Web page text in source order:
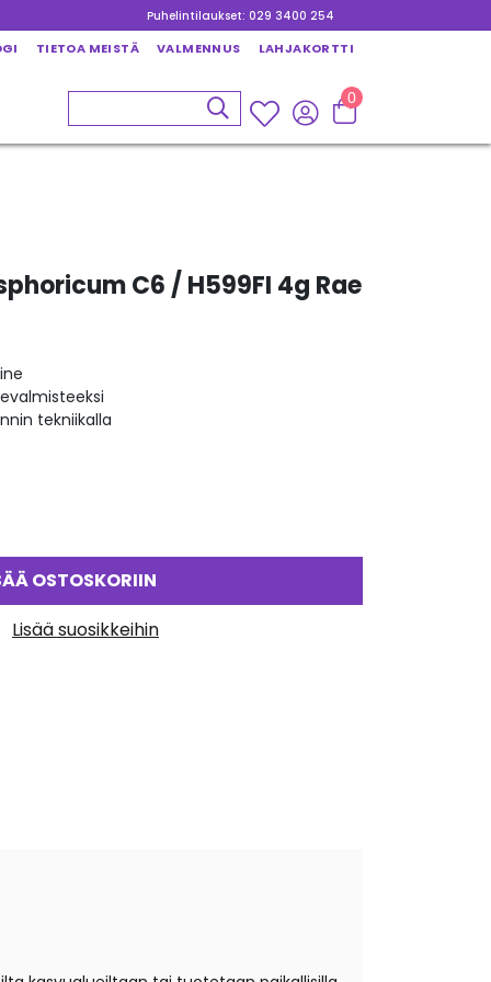
Puhelintilaukset: 029 3400 254
TIETOA MEISTÄ VALMENNUS LAHJAKORTTI
0
C6 / H599FI 4g Rae
tekniikalla
OSTOSKORIIN
Lisää suosikkeihin